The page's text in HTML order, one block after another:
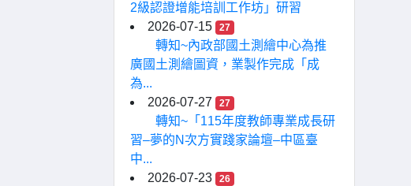
2級認證增能培訓工作坊」研習
2026-07-15
27
轉知~內政部國土測繪中心為推
廣國土測繪圖資，業製作完成「成
為...
2026-07-27
27
轉知~「115年度教師專業成長研
習–夢的N次方實踐家論壇–中區臺
中...
2026-07-23
26